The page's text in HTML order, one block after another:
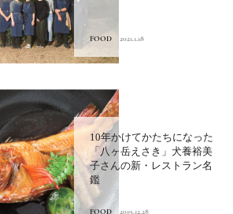
FOOD 2021.1.18
10年かけてかたちになった
「八ヶ岳えさき」犬養裕美
子さんの新・レストラン名
鑑
FOOD 2019.12.28